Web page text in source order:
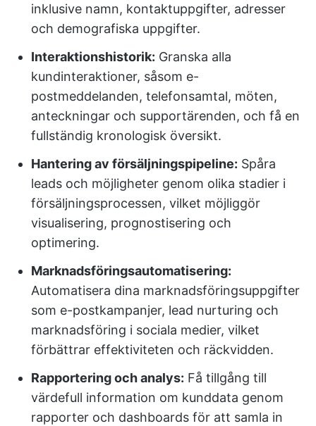
inklusive namn, kontaktuppgifter, adresser
och demografiska uppgifter.
Interaktionshistorik: Granska alla
kundinteraktioner, såsom e-
postmeddelanden, telefonsamtal, möten,
anteckningar och supportärenden, och få en
fullständig kronologisk översikt.
Hantering av försäljningspipeline: Spåra
leads och möjligheter genom olika stadier i
försäljningsprocessen, vilket möjliggör
visualisering, prognostisering och
optimering.
Marknadsföringsautomatisering:
Automatisera dina marknadsföringsuppgifter
som e-postkampanjer, lead nurturing och
marknadsföring i sociala medier, vilket
förbättrar effektiviteten och räckvidden.
Rapportering och analys: Få tillgång till
värdefull information om kunddata genom
rapporter och dashboards för att samla in